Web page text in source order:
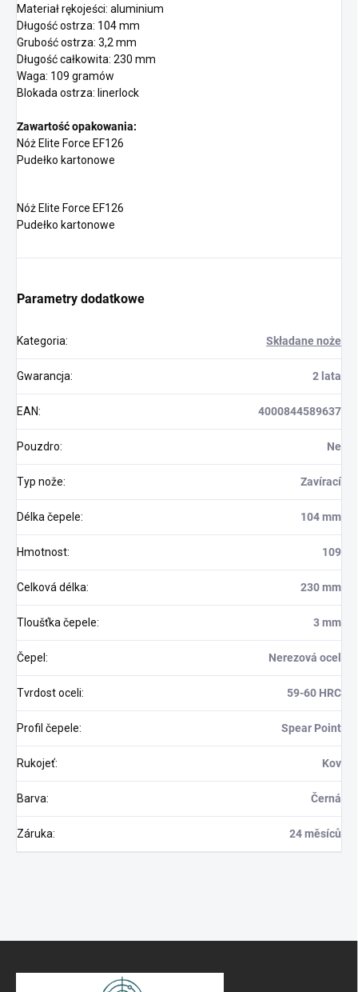
Materiał rękojeści: aluminium
Długość ostrza: 104 mm
Grubość ostrza: 3,2 mm
Długość całkowita: 230 mm
Waga: 109 gramów
Blokada ostrza: linerlock
Zawartość opakowania:
Nóż Elite Force EF126
Pudełko kartonowe
Nóż Elite Force EF126
Pudełko kartonowe
Parametry dodatkowe
Kategoria: Składane noże
Gwarancja: 2 lata
EAN: 4000844589637
Pouzdro: Ne
Typ nože: Zavírací
Délka čepele: 104 mm
Hmotnost: 109
Celková délka: 230 mm
Tloušťka čepele: 3 mm
Čepel : Nerezová ocel
Tvrdost oceli: 59-60 HRC
Profil čepele: Spear Point
Rukojeť: Kov
Barva: Černá
Záruka: 24 měsíců